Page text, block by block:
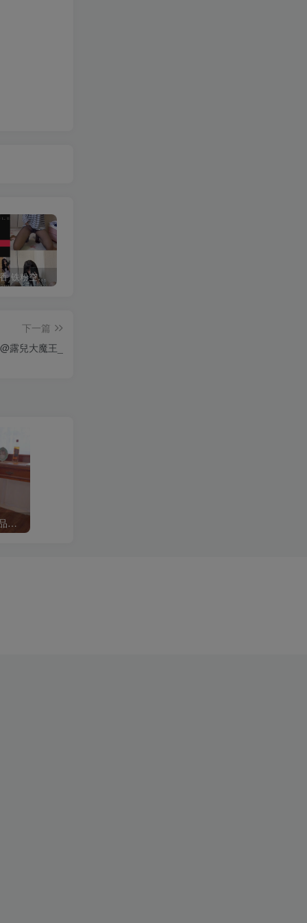
抖音 一只香 铁粉空间 NO.010期 【18P8V】最新至：2025.3.3
下一篇
露兒大魔王_
B站「奶酪芝士味雪糍」作品高质量备份打包